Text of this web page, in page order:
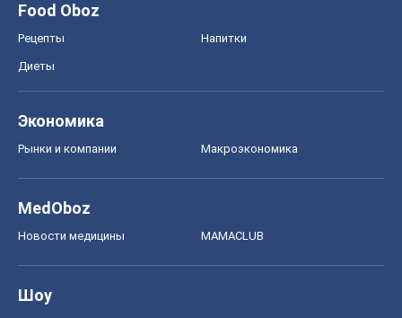
Food Oboz
Рецепты Напитки
Диеты
Экономика
Рынки и компании Mакроэкономика
MedOboz
Новости медицины MAMACLUB
Шоу